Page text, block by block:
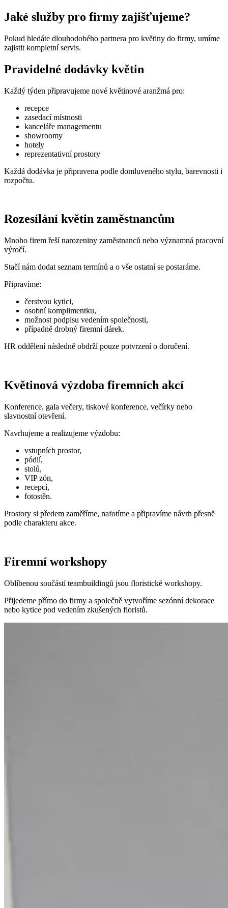
Jaké služby pro firmy zajišťujeme?
Pokud hledáte dlouhodobého partnera pro květiny do firmy, umíme
zajistit kompletní servis.
Pravidelné dodávky květin
Každý týden připravujeme nové květinové aranžmá pro:
recepce
zasedací místnosti
kanceláře managementu
showroomy
hotely
reprezentativní prostory
Každá dodávka je připravena podle domluveného stylu, barevnosti i
rozpočtu.
Rozesílání květin zaměstnancům
Mnoho firem řeší narozeniny zaměstnanců nebo významná pracovní
výročí.
Stačí nám dodat seznam termínů a o vše ostatní se postaráme.
Připravíme:
čerstvou kytici,
osobní komplimentku,
možnost podpisu vedením společnosti,
případně drobný firemní dárek.
HR oddělení následně obdrží pouze potvrzení o doručení.
Květinová výzdoba firemních akcí
Konference, gala večery, tiskové konference, večírky nebo
slavnostní otevření.
Navrhujeme a realizujeme výzdobu:
vstupních prostor,
pódií,
stolů,
VIP zón,
recepcí,
fotostěn.
Prostory si předem zaměříme, nafotíme a připravíme návrh přesně
podle charakteru akce.
Firemní workshopy
Oblíbenou součástí teambuildingů jsou floristické workshopy.
Přijedeme přímo do firmy a společně vytvoříme sezónní dekorace
nebo kytice pod vedením zkušených floristů.